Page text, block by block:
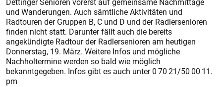
und Wanderungen. Auch sämtliche Aktivitäten und
Radtouren der Gruppen B, C und D und der Radlersenioren
finden nicht statt. Darunter fällt auch die bereits
angekündigte Radtour der Radlersenioren am heutigen
Donnerstag, 19. März. Weitere Infos und mögliche
Nachholtermine werden so bald wie möglich
bekanntgegeben. Infos gibt es auch unter 0 70 21/50 00 11.
pm